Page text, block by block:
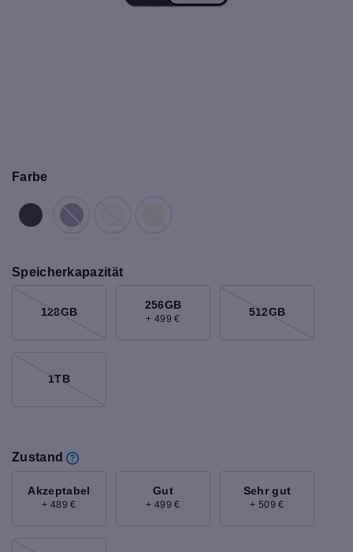
Farbe
Speicherkapazität
128GB
256GB
+ 499 €
512GB
1TB
Zustand
Akzeptabel
+ 489 €
Gut
+ 499 €
Sehr gut
+ 509 €